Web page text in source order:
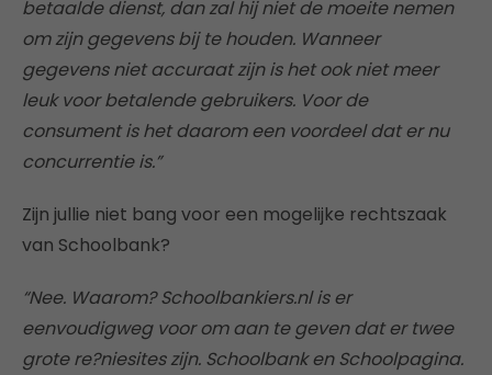
betaalde dienst, dan zal hij niet de moeite nemen
om zijn gegevens bij te houden. Wanneer
gegevens niet accuraat zijn is het ook niet meer
leuk voor betalende gebruikers. Voor de
consument is het daarom een voordeel dat er nu
concurrentie is.”
Zijn jullie niet bang voor een mogelijke rechtszaak
van Schoolbank?
“Nee. Waarom? Schoolbankiers.nl is er
eenvoudigweg voor om aan te geven dat er twee
grote re?niesites zijn. Schoolbank en Schoolpagina.